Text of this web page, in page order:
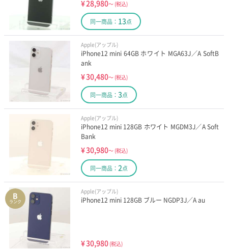
¥28,980～ (税込)
同一商品： 13点
Apple(アップル)
iPhone12 mini 64GB ホワイト MGA63J／A SoftB
ank
¥30,480～ (税込)
同一商品： 3点
Apple(アップル)
iPhone12 mini 128GB ホワイト MGDM3J／A Soft
Bank
¥30,980～ (税込)
同一商品： 2点
B
ランク
Apple(アップル)
iPhone12 mini 128GB ブルー NGDP3J／A au
¥30,980 (税込)